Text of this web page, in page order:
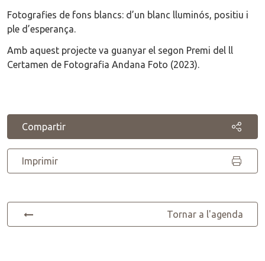
Fotografies de fons blancs: d’un blanc lluminós, positiu i
ple d’esperança.
Amb aquest projecte va guanyar el segon Premi del ll
Certamen de Fotografia Andana Foto (2023).
Compartir
Imprimir
Tornar a l'agenda